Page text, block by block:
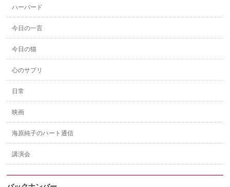
ハーバード
今日の一言
今日の猫
心のサプリ
日常
映画
海原純子のハート通信
講演会